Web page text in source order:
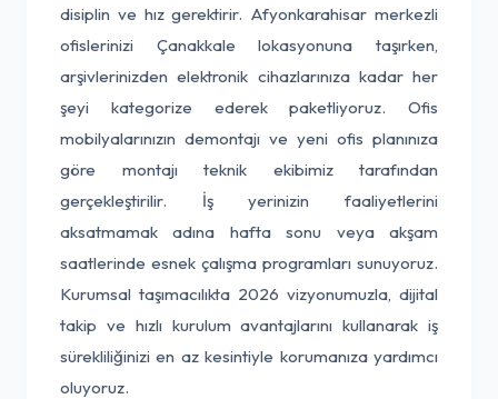
disiplin ve hız gerektirir. Afyonkarahisar merkezli
ofislerinizi Çanakkale lokasyonuna taşırken,
arşivlerinizden elektronik cihazlarınıza kadar her
şeyi kategorize ederek paketliyoruz. Ofis
mobilyalarınızın demontajı ve yeni ofis planınıza
göre montajı teknik ekibimiz tarafından
gerçekleştirilir. İş yerinizin faaliyetlerini
aksatmamak adına hafta sonu veya akşam
saatlerinde esnek çalışma programları sunuyoruz.
Kurumsal taşımacılıkta 2026 vizyonumuzla, dijital
takip ve hızlı kurulum avantajlarını kullanarak iş
sürekliliğinizi en az kesintiyle korumanıza yardımcı
oluyoruz.